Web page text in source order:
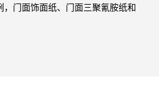
，门面饰面纸、门面三聚氰胺纸和